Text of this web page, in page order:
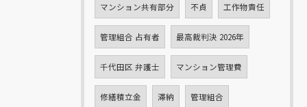
マンション共有部分 不貞 工作物責任
管理組合 占有者 最高裁判決 2026年
千代田区 弁護士 マンション管理費
修繕積立金 滞納 管理組合